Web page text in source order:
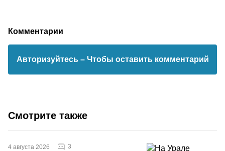
Комментарии
Авторизуйтесь – Чтобы оставить комментарий
Смотрите также
4 августа 2026 3